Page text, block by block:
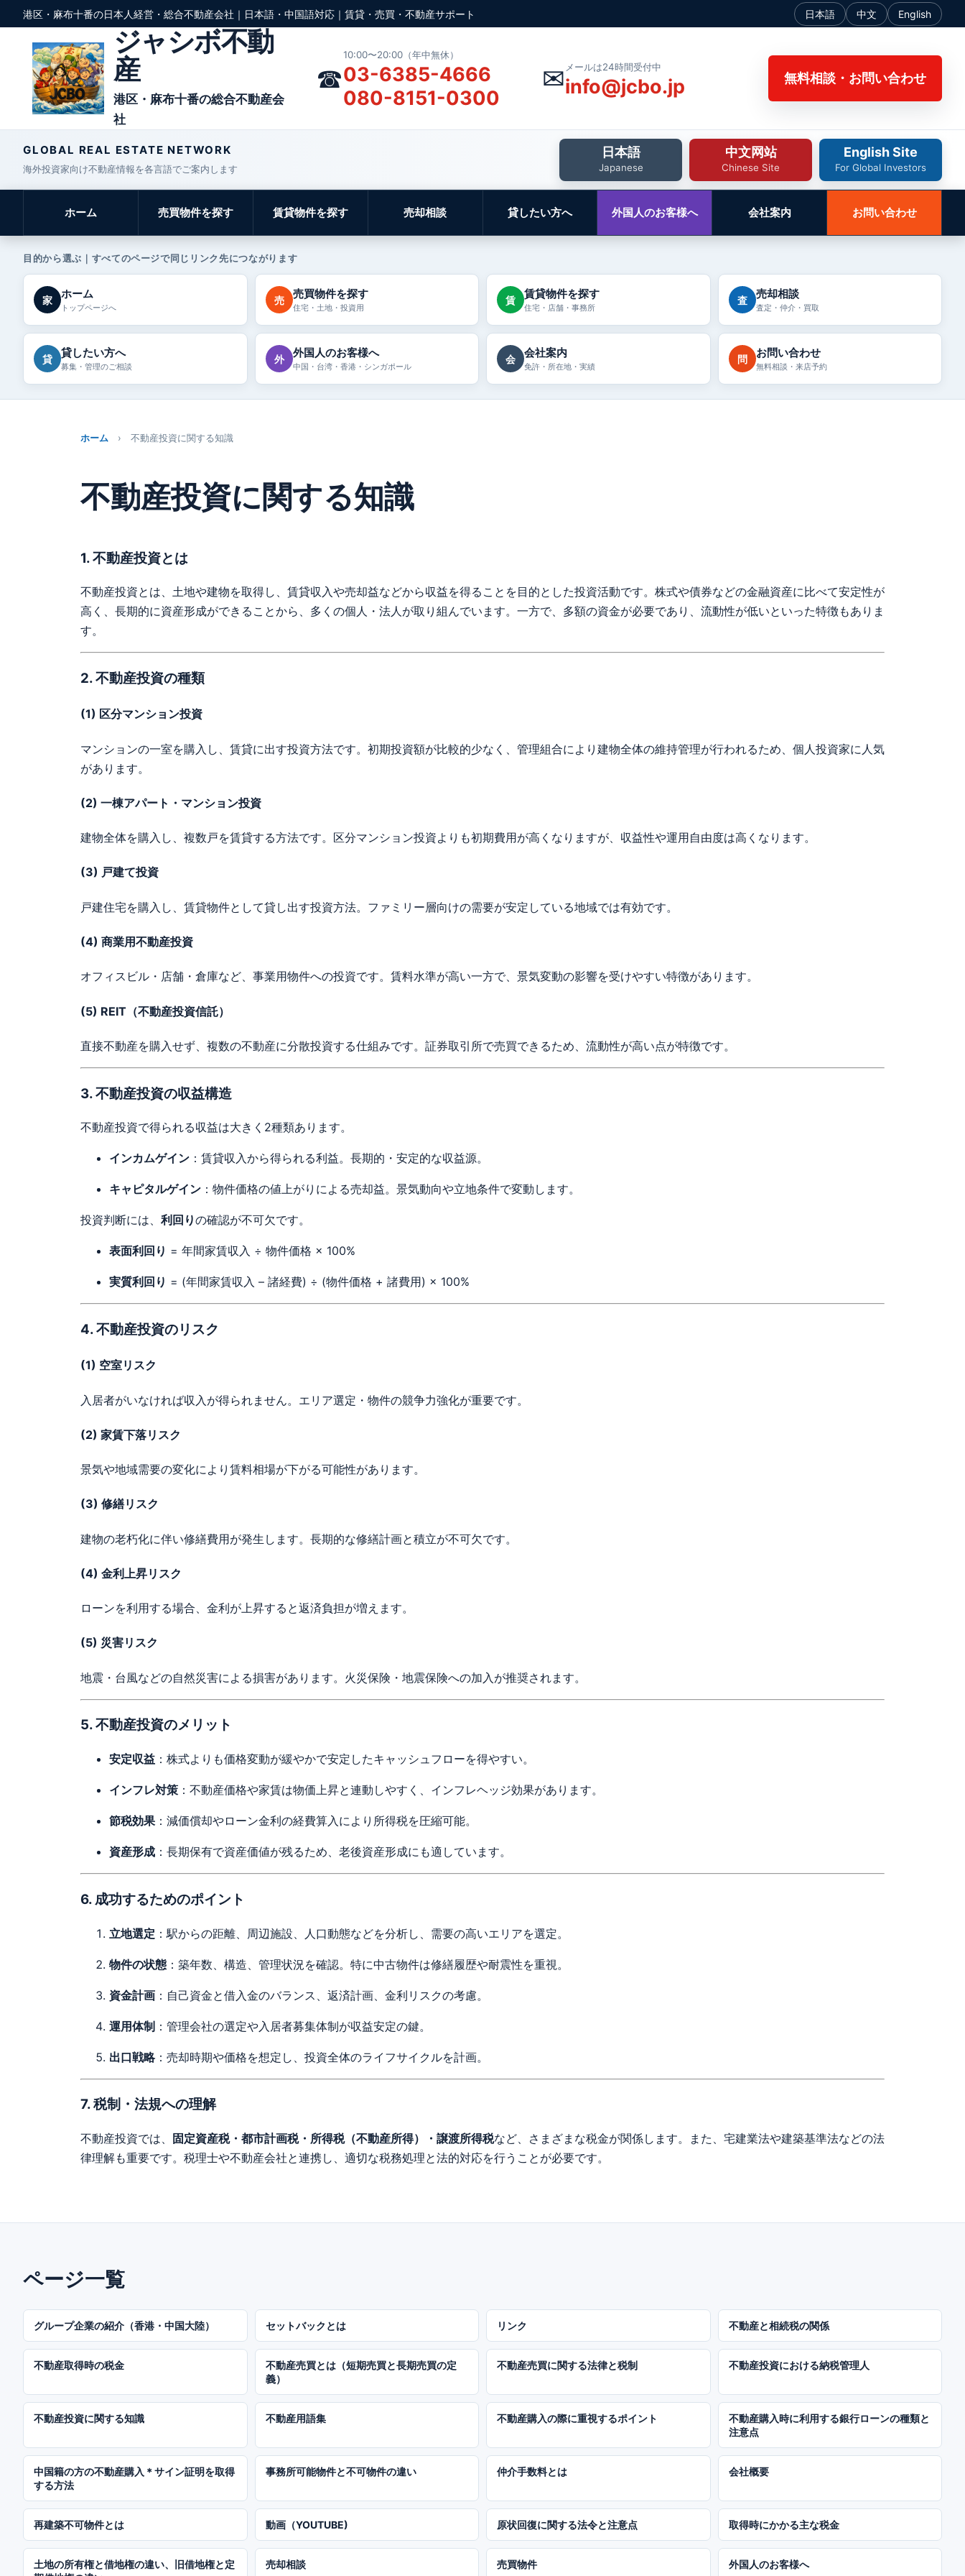
港区・麻布十番の日本人経営・総合不動産会社｜日本語・中国語対応｜賃貸・売買・不動産サポート 日本語 中文 English
ジャシボ不動
産
港区・麻布十番の総合不動産会
社
☎
10:00〜20:00（年中無休）
03-6385-4666
080-8151-0300
✉ メールは24時間受付中
info@jcbo.jp 無料相談・お問い合わせ
GLOBAL REAL ESTATE NETWORK
海外投資家向け不動産情報を各言語でご案内します
日本語
Japanese
中文网站
Chinese Site
English Site
For Global Investors
ホーム 売買物件を探す 賃貸物件を探す 売却相談 貸したい方へ 外国人のお客様へ 会社案内 お問い合わせ
目的から選ぶ｜すべてのページで同じリンク先につながります
家 ホーム
トップページへ
売 売買物件を探す
住宅・土地・投資用
賃 賃貸物件を探す
住宅・店舗・事務所
査 売却相談
査定・仲介・買取
貸 貸したい方へ
募集・管理のご相談
外 外国人のお客様へ
中国・台湾・香港・シンガポール
会 会社案内
免許・所在地・実績
問 お問い合わせ
無料相談・来店予約
ホーム › 不動産投資に関する知識
不動産投資に関する知識
1. 不動産投資とは
不動産投資とは、土地や建物を取得し、賃貸収入や売却益などから収益を得ることを目的とした投資活動です。株式や債券などの金融資産に比べて安定性が
高く、長期的に資産形成ができることから、多くの個人・法人が取り組んでいます。一方で、多額の資金が必要であり、流動性が低いといった特徴もありま
す。
2. 不動産投資の種類
(1) 区分マンション投資
マンションの一室を購入し、賃貸に出す投資方法です。初期投資額が比較的少なく、管理組合により建物全体の維持管理が行われるため、個人投資家に人気
があります。
(2) 一棟アパート・マンション投資
建物全体を購入し、複数戸を賃貸する方法です。区分マンション投資よりも初期費用が高くなりますが、収益性や運用自由度は高くなります。
(3) 戸建て投資
戸建住宅を購入し、賃貸物件として貸し出す投資方法。ファミリー層向けの需要が安定している地域では有効です。
(4) 商業用不動産投資
オフィスビル・店舗・倉庫など、事業用物件への投資です。賃料水準が高い一方で、景気変動の影響を受けやすい特徴があります。
(5) REIT（不動産投資信託）
直接不動産を購入せず、複数の不動産に分散投資する仕組みです。証券取引所で売買できるため、流動性が高い点が特徴です。
3. 不動産投資の収益構造
不動産投資で得られる収益は大きく2種類あります。
インカムゲイン ：賃貸収入から得られる利益。長期的・安定的な収益源。
キャピタルゲイン ：物件価格の値上がりによる売却益。景気動向や立地条件で変動します。
投資判断には、 利回りの確認が不可欠です。
表面利回り = 年間家賃収入 ÷ 物件価格 × 100%
実質利回り = (年間家賃収入 – 諸経費) ÷ (物件価格 + 諸費用) × 100%
4. 不動産投資のリスク
(1) 空室リスク
入居者がいなければ収入が得られません。エリア選定・物件の競争力強化が重要です。
(2) 家賃下落リスク
景気や地域需要の変化により賃料相場が下がる可能性があります。
(3) 修繕リスク
建物の老朽化に伴い修繕費用が発生します。長期的な修繕計画と積立が不可欠です。
(4) 金利上昇リスク
ローンを利用する場合、金利が上昇すると返済負担が増えます。
(5) 災害リスク
地震・台風などの自然災害による損害があります。火災保険・地震保険への加入が推奨されます。
5. 不動産投資のメリット
安定収益 ：株式よりも価格変動が緩やかで安定したキャッシュフローを得やすい。
インフレ対策 ：不動産価格や家賃は物価上昇と連動しやすく、インフレヘッジ効果があります。
節税効果 ：減価償却やローン金利の経費算入により所得税を圧縮可能。
資産形成 ：長期保有で資産価値が残るため、老後資産形成にも適しています。
6. 成功するためのポイント
立地選定 ：駅からの距離、周辺施設、人口動態などを分析し、需要の高いエリアを選定。
物件の状態 ：築年数、構造、管理状況を確認。特に中古物件は修繕履歴や耐震性を重視。
資金計画 ：自己資金と借入金のバランス、返済計画、金利リスクの考慮。
運用体制 ：管理会社の選定や入居者募集体制が収益安定の鍵。
出口戦略：売却時期や価格を想定し、投資全体のライフサイクルを計画。
7. 税制・法規への理解
不動産投資では、 固定資産税・都市計画税・所得税（不動産所得）・譲渡所得税など、さまざまな税金が関係します。また、宅建業法や建築基準法などの法
律理解も重要です。税理士や不動産会社と連携し、適切な税務処理と法的対応を行うことが必要です。
ページ一覧
グループ企業の紹介（香港・中国大陸） セットバックとは リンク 不動産と相続税の関係
不動産取得時の税金
不動産売買とは（短期売買と長期売買の定
義）
不動産売買に関する法律と税制 不動産投資における納税管理人
不動産投資に関する知識 不動産用語集 不動産購入の際に重視するポイント
不動産購入時に利用する銀行ローンの種類と
注意点
中国籍の方の不動産購入＊サイン証明を取得
する方法
事務所可能物件と不可物件の違い 仲介手数料とは 会社概要
再建築不可物件とは 動画（YOUTUBE) 原状回復に関する法令と注意点 取得時にかかる主な税金
土地の所有権と借地権の違い、旧借地権と定
売却相談 売買物件 外国人のお客様へ